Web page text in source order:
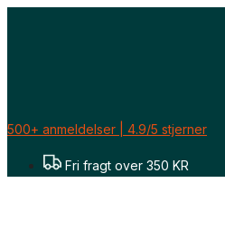
Gå
500+ anmeldelser | 4.9/5 stjerner
Fri fragt over 350 KR